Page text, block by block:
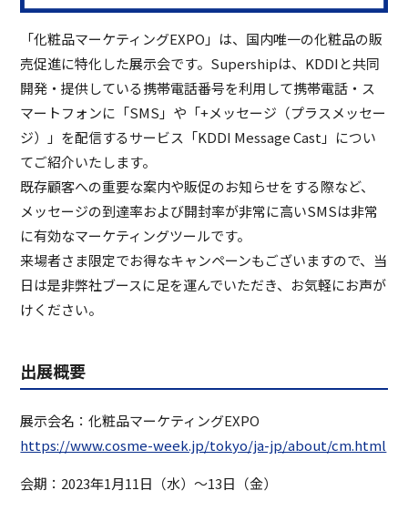
「化粧品マーケティングEXPO」は、国内唯一の化粧品の販
売促進に特化した展示会です。Supershipは、KDDIと共同
開発・提供している携帯電話番号を利用して携帯電話・ス
マートフォンに「SMS」や「+メッセージ（プラスメッセー
ジ）」を配信するサービス「KDDI Message Cast」につい
てご紹介いたします。
既存顧客への重要な案内や販促のお知らせをする際など、
メッセージの到達率および開封率が非常に高いSMSは非常
に有効なマーケティングツールです。
来場者さま限定でお得なキャンペーンもございますので、当
日は是非弊社ブースに足を運んでいただき、お気軽にお声が
けください。
出展概要
展示会名：化粧品マーケティングEXPO
https://www.cosme-week.jp/tokyo/ja-jp/about/cm.html
会期：2023年1月11日（水）～13日（金）